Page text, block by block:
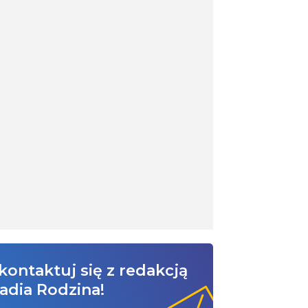
się z redakcją
Rodzina!